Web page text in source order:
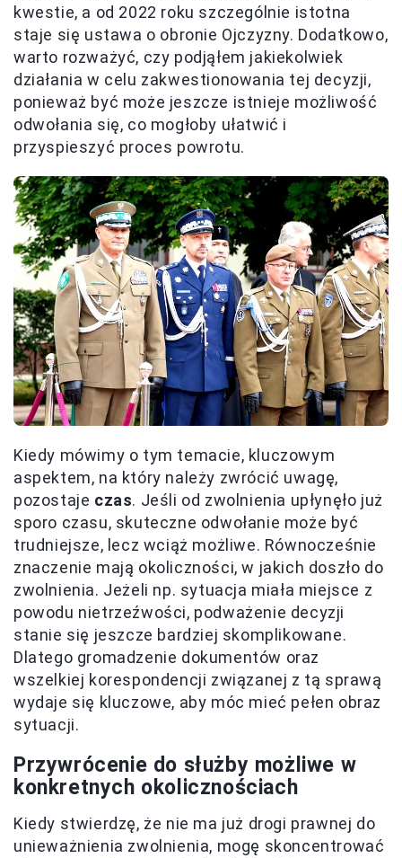
kwestie, a od 2022 roku szczególnie istotna
staje się ustawa o obronie Ojczyzny. Dodatkowo,
warto rozważyć, czy podjąłem jakiekolwiek
działania w celu zakwestionowania tej decyzji,
ponieważ być może jeszcze istnieje możliwość
odwołania się, co mogłoby ułatwić i
przyspieszyć proces powrotu.
Kiedy mówimy o tym temacie, kluczowym
aspektem, na który należy zwrócić uwagę,
pozostaje czas. Jeśli od zwolnienia upłynęło już
sporo czasu, skuteczne odwołanie może być
trudniejsze, lecz wciąż możliwe. Równocześnie
znaczenie mają okoliczności, w jakich doszło do
zwolnienia. Jeżeli np. sytuacja miała miejsce z
powodu nietrzeźwości, podważenie decyzji
stanie się jeszcze bardziej skomplikowane.
Dlatego gromadzenie dokumentów oraz
wszelkiej korespondencji związanej z tą sprawą
wydaje się kluczowe, aby móc mieć pełen obraz
sytuacji.
Przywrócenie do służby możliwe w
konkretnych okolicznościach
Kiedy stwierdzę, że nie ma już drogi prawnej do
unieważnienia zwolnienia, mogę skoncentrować